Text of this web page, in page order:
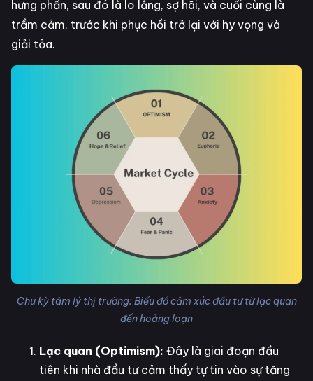
hưng phấn, sau đó là lo lắng, sợ hãi, và cuối cùng là
trầm cảm, trước khi phục hồi trở lại với hy vọng và
giải tỏa.
Chu kỳ tâm lý thị trường: Biểu đồ cảm xúc đầu tư từ lạc quan
đến hoảng loạn
Lạc quan (Optimism): Đây là giai đoạn đầu
tiên khi nhà đầu tư cảm thấy tự tin vào sự tăng